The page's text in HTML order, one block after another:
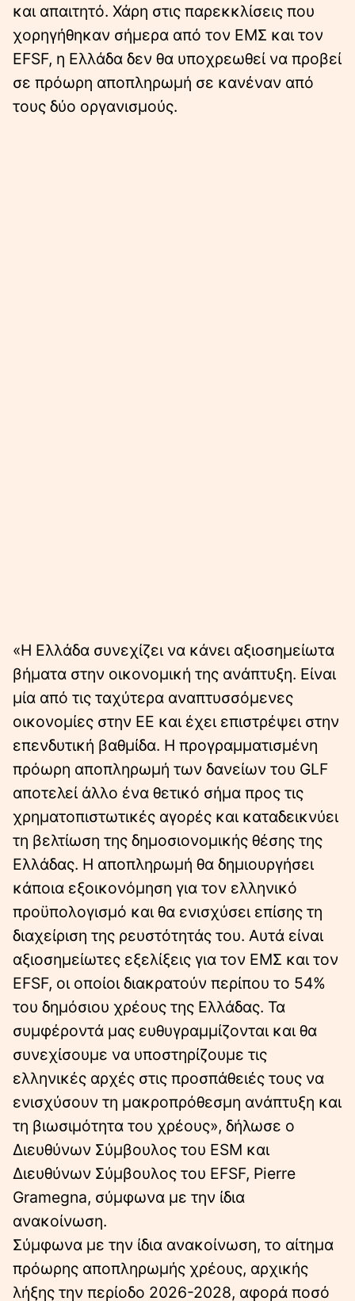
και απαιτητό. Χάρη στις παρεκκλίσεις που
χορηγήθηκαν σήμερα από τον ΕΜΣ και τον
EFSF, η Ελλάδα δεν θα υποχρεωθεί να προβεί
σε πρόωρη αποπληρωμή σε κανέναν από
τους δύο οργανισμούς.
«Η Ελλάδα συνεχίζει να κάνει αξιοσημείωτα
βήματα στην οικονομική της ανάπτυξη. Είναι
μία από τις ταχύτερα αναπτυσσόμενες
οικονομίες στην ΕΕ και έχει επιστρέψει στην
επενδυτική βαθμίδα. Η προγραμματισμένη
πρόωρη αποπληρωμή των δανείων του GLF
αποτελεί άλλο ένα θετικό σήμα προς τις
χρηματοπιστωτικές αγορές και καταδεικνύει
τη βελτίωση της δημοσιονομικής θέσης της
Ελλάδας. Η αποπληρωμή θα δημιουργήσει
κάποια εξοικονόμηση για τον ελληνικό
προϋπολογισμό και θα ενισχύσει επίσης τη
διαχείριση της ρευστότητάς του. Αυτά είναι
αξιοσημείωτες εξελίξεις για τον ΕΜΣ και τον
EFSF, οι οποίοι διακρατούν περίπου το 54%
του δημόσιου χρέους της Ελλάδας. Τα
συμφέροντά μας ευθυγραμμίζονται και θα
συνεχίσουμε να υποστηρίζουμε τις
ελληνικές αρχές στις προσπάθειές τους να
ενισχύσουν τη μακροπρόθεσμη ανάπτυξη και
τη βιωσιμότητα του χρέους», δήλωσε ο
Διευθύνων Σύμβουλος του ESM και
Διευθύνων Σύμβουλος του EFSF, Pierre
Gramegna, σύμφωνα με την ίδια
ανακοίνωση.
Σύμφωνα με την ίδια ανακοίνωση, το αίτημα
πρόωρης αποπληρωμής χρέους, αρχικής
λήξης την περίοδο 2026-2028, αφορά ποσό